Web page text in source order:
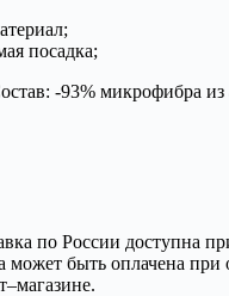
посадка;
-93% микрофибра из
по России доступна
может быть оплачена